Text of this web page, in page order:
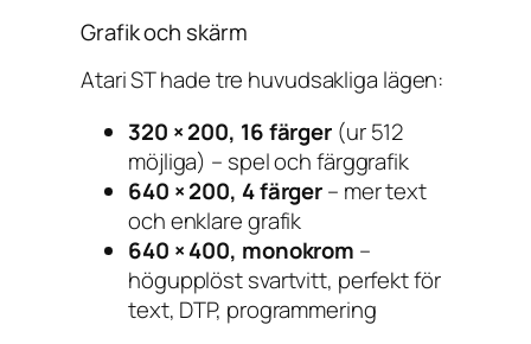
Grafik och skärm
Atari ST hade tre huvudsakliga lägen:
320 × 200, 16 färger (ur 512
möjliga) – spel och färggrafik
640 × 200, 4 färger– mer text
och enklare grafik
640 × 400, monokrom –
högupplöst svartvitt, perfekt för
text, DTP, programmering